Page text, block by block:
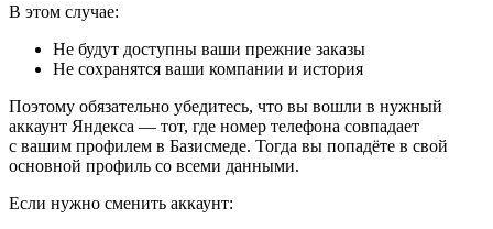
В этом случае:
Не будут доступны ваши прежние заказы
Не сохранятся ваши компании и история
Поэтому обязательно убедитесь, что вы вошли в нужный
аккаунт Яндекса — тот, где номер телефона совпадает
с вашим профилем в Базисмеде. Тогда вы попадёте в свой
основной профиль со всеми данными.
Если нужно сменить аккаунт: